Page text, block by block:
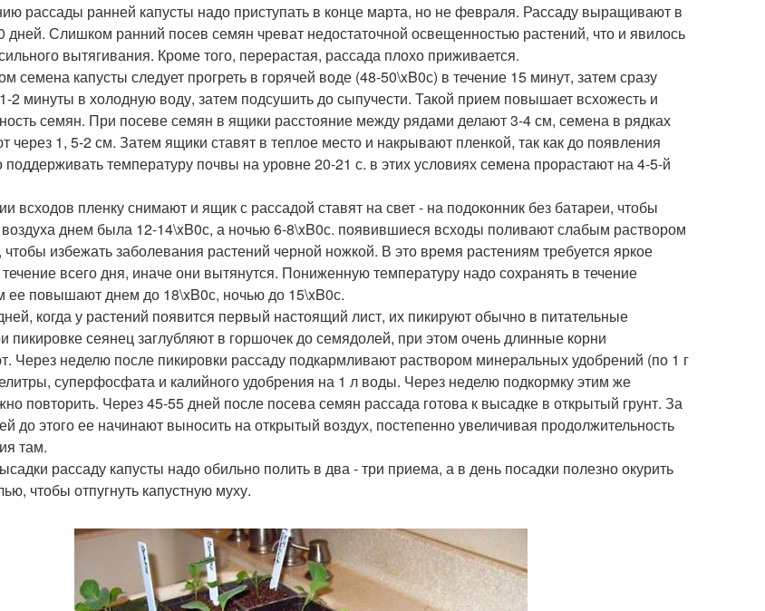
рассады ранней капусты надо приступать в конце марта, но не февраля. Рассаду выращивают в
дней. Слишком ранний посев семян чреват недостаточной освещенностью растений, что и явилось
вытягивания. Кроме того, перерастая, рассада плохо приживается.
семена капусты следует прогреть в горячей воде (48-50\xB0с) в течение 15 минут, затем сразу
2 минуты в холодную воду, затем подсушить до сыпучести. Такой прием повышает всхожесть и
семян. При посеве семян в ящики расстояние между рядами делают 3-4 см, семена в рядках
через 1, 5-2 см. Затем ящики ставят в теплое место и накрывают пленкой, так как до появления
поддерживать температуру почвы на уровне 20-21 с. в этих условиях семена прорастают на 4-5-й
всходов пленку снимают и ящик с рассадой ставят на свет - на подоконник без батареи, чтобы
днем была 12-14\xB0с, а ночью 6-8\xB0с. появившиеся всходы поливают слабым раствором
чтобы избежать заболевания растений черной ножкой. В это время растениям требуется яркое
всего дня, иначе они вытянутся. Пониженную температуру надо сохранять в течение
ее повышают днем до 18\xB0с, ночью до 15\xB0с.
когда у растений появится первый настоящий лист, их пикируют обычно в питательные
пикировке сеянец заглубляют в горшочек до семядолей, при этом очень длинные корни
Через неделю после пикировки рассаду подкармливают раствором минеральных удобрений (по 1 г
суперфосфата и калийного удобрения на 1 л воды. Через неделю подкормку этим же
повторить. Через 45-55 дней после посева семян рассада готова к высадке в открытый грунт. За
до этого ее начинают выносить на открытый воздух, постепенно увеличивая продолжительность
там.
рассаду капусты надо обильно полить в два - три приема, а в день посадки полезно окурить
чтобы отпугнуть капустную муху.